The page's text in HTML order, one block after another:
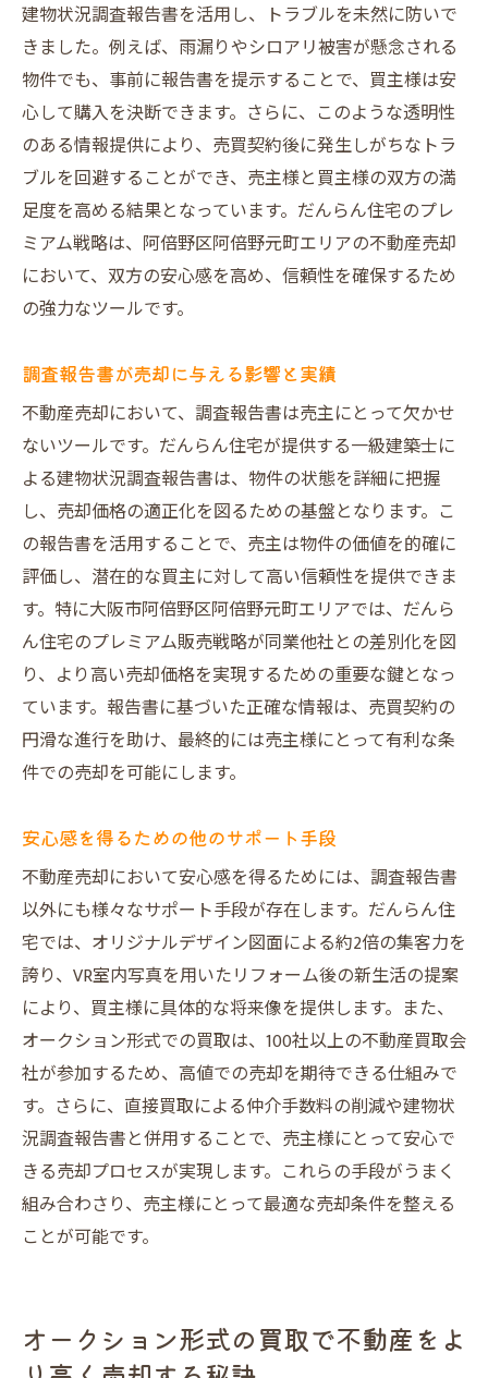
建物状況調査報告書を活用し、トラブルを未然に防いで
きました。例えば、雨漏りやシロアリ被害が懸念される
物件でも、事前に報告書を提示することで、買主様は安
心して購入を決断できます。さらに、このような透明性
のある情報提供により、売買契約後に発生しがちなトラ
ブルを回避することができ、売主様と買主様の双方の満
足度を高める結果となっています。だんらん住宅のプレ
ミアム戦略は、阿倍野区阿倍野元町エリアの不動産売却
において、双方の安心感を高め、信頼性を確保するため
の強力なツールです。
調査報告書が売却に与える影響と実績
不動産売却において、調査報告書は売主にとって欠かせ
ないツールです。だんらん住宅が提供する一級建築士に
よる建物状況調査報告書は、物件の状態を詳細に把握
し、売却価格の適正化を図るための基盤となります。こ
の報告書を活用することで、売主は物件の価値を的確に
評価し、潜在的な買主に対して高い信頼性を提供できま
す。特に大阪市阿倍野区阿倍野元町エリアでは、だんら
ん住宅のプレミアム販売戦略が同業他社との差別化を図
り、より高い売却価格を実現するための重要な鍵となっ
ています。報告書に基づいた正確な情報は、売買契約の
円滑な進行を助け、最終的には売主様にとって有利な条
件での売却を可能にします。
安心感を得るための他のサポート手段
不動産売却において安心感を得るためには、調査報告書
以外にも様々なサポート手段が存在します。だんらん住
宅では、オリジナルデザイン図面による約2倍の集客力を
誇り、VR室内写真を用いたリフォーム後の新生活の提案
により、買主様に具体的な将来像を提供します。また、
オークション形式での買取は、100社以上の不動産買取会
社が参加するため、高値での売却を期待できる仕組みで
す。さらに、直接買取による仲介手数料の削減や建物状
況調査報告書と併用することで、売主様にとって安心で
きる売却プロセスが実現します。これらの手段がうまく
組み合わさり、売主様にとって最適な売却条件を整える
ことが可能です。
オークション形式の買取で不動産をよ